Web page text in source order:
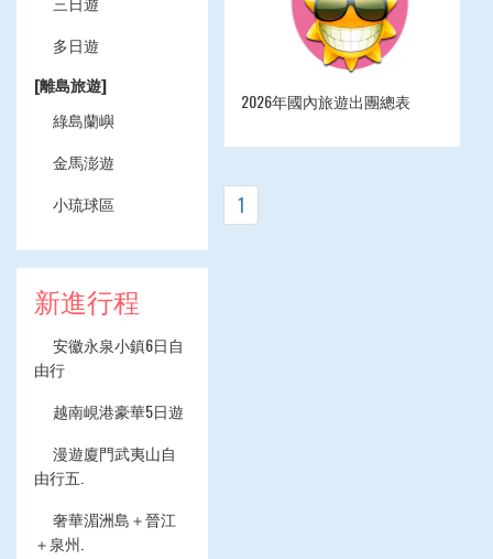
多日遊
[離島旅遊]
綠島蘭嶼
金馬澎遊
小琉球區
新進行程
安徽永泉小鎮6日自
由行
越南峴港豪華5日遊
漫遊廈門武夷山自
由行五.
奢華湄洲島＋晉江
＋泉州.
2026年國內旅遊出團總表
1